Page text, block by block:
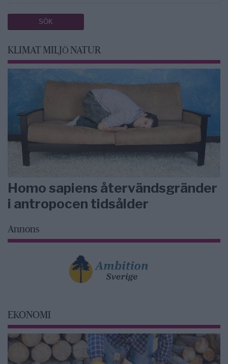
KLIMAT MILJÖ NATUR
Homo sapiens återvändsgränder
i antropocen tidsålder
Annons
EKONOMI